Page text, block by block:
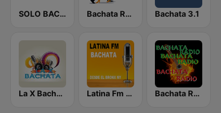
SOLO BACHATA Bachata Radio Bachata 3.1
La X Bachata Latina Fm Bachata Bachata Radio RD